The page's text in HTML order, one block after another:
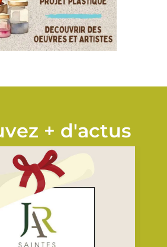
+ d'actus